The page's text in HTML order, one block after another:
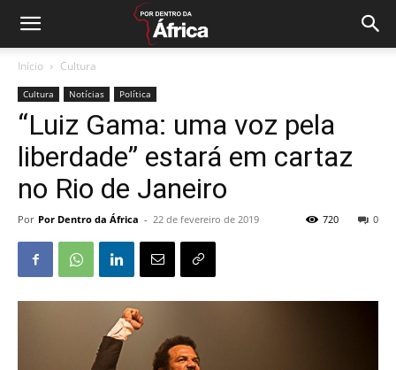
Início Cultura
Cultura Notícias Política
“Luiz Gama: uma voz pela
liberdade” estará em cartaz
no Rio de Janeiro
Por Por Dentro da África - 22 de fevereiro de 2019 0
720